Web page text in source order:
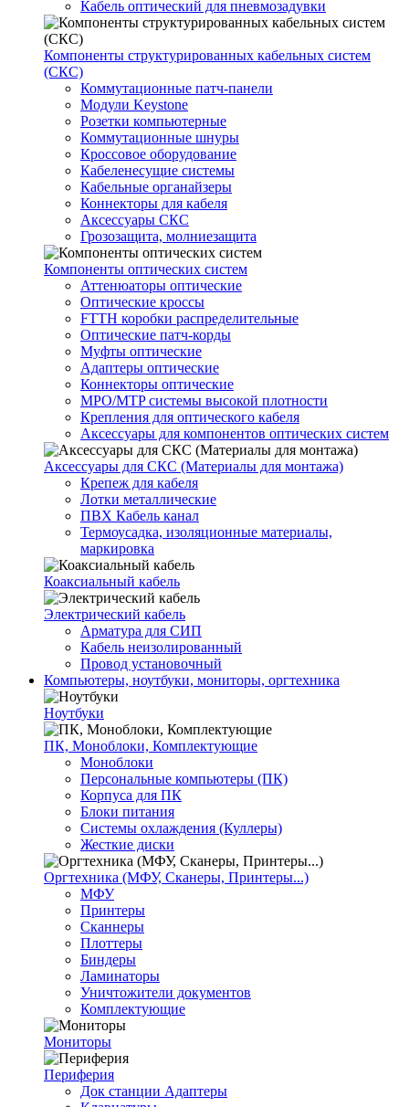
Кабель оптический для пневмозадувки
Компоненты структурированных кабельных систем
(СКС)
Коммутационные патч-панели
Модули Keystone
Розетки компьютерные
Коммутационные шнуры
Кроссовое оборудование
Кабеленесущие системы
Кабельные органайзеры
Коннекторы для кабеля
Аксессуары СКС
Грозозащита, молниезащита
Компоненты оптических систем
Аттенюаторы оптические
Оптические кроссы
FTTH коробки распределительные
Оптические патч-корды
Муфты оптические
Адаптеры оптические
Коннекторы оптические
MPO/MTP системы высокой плотности
Крепления для оптического кабеля
Аксессуары для компонентов оптических систем
Аксессуары для СКС (Материалы для монтажа)
Крепеж для кабеля
Лотки металлические
ПВХ Кабель канал
Термоусадка, изоляционные материалы,
маркировка
Коаксиальный кабель
Электрический кабель
Арматура для СИП
Кабель неизолированный
Провод установочный
Компьютеры, ноутбуки, мониторы, оргтехника
Ноутбуки
ПК, Моноблоки, Комплектующие
Моноблоки
Персональные компьютеры (ПК)
Корпуса для ПК
Блоки питания
Системы охлаждения (Куллеры)
Жесткие диски
Оргтехника (МФУ, Сканеры, Принтеры...)
МФУ
Принтеры
Сканнеры
Плоттеры
Биндеры
Ламинаторы
Уничтожители документов
Комплектующие
Мониторы
Периферия
Док станции Адаптеры